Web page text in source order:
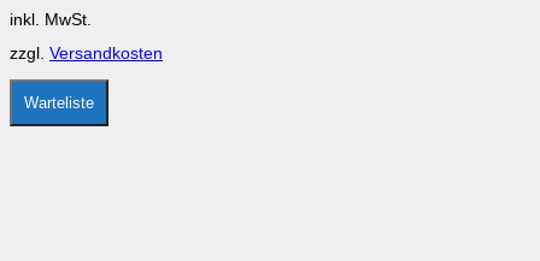
auf
Produktseite
gewählt
werden
inkl. MwSt.
zzgl. Versandkosten
Warteliste